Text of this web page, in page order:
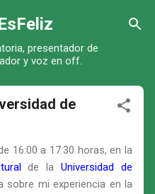
principal
presentador de
y voz en off.
de
16:00 a 17:30 horas, en la
de laUniversidad de
sobre mi experiencia en la